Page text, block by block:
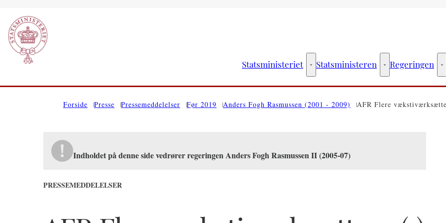
Statsministeriet Statsministeriet - Flere links
Statsministeren Statsministeren -
Regeringen
Forside Presse Pressemeddelelser Før 2019 Anders Fogh Rasmussen (2001 - 2009) AFR Flere
Indholdet på denne side vedrører regeringen Anders Fogh Rasmussen II (2005-07)
PRESSEMEDDELELSER